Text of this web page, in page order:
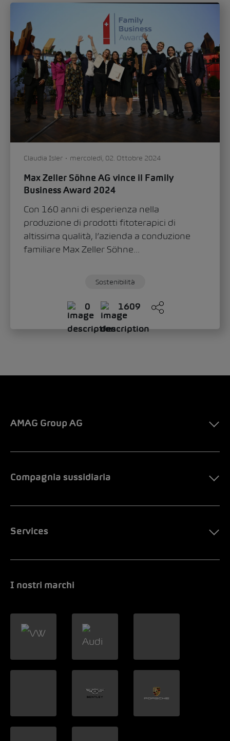
Claudia Isler mercoledì, 02. Ottobre 2024
Max Zeller Söhne AG vince il Family
Business Award 2024
Con 160 anni di esperienza nella
produzione di prodotti fitoterapici di
altissima qualità, l’azienda a conduzione
familiare Max Zeller Söhne...
Sostenibilità
0 1609
AMAG Group AG
Compagnia sussidiaria
Services
I nostri marchi